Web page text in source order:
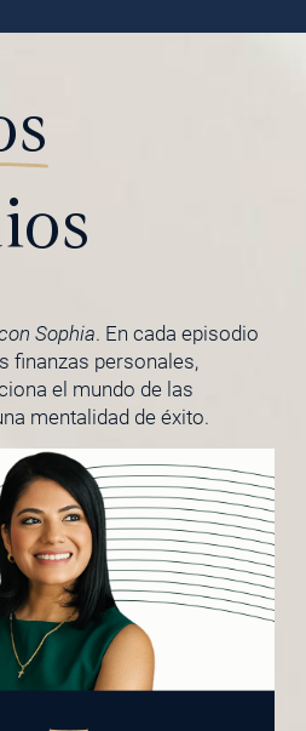
Sophia. En cada episodio
finanzas personales,
el mundo de las
mentalidad de éxito.